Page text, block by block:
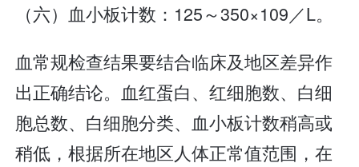
（六）血小板计数：125～350×109／L。
血常规检查结果要结合临床及地区差异作
出正确结论。血红蛋白、红细胞数、白细
胞总数、白细胞分类、血小板计数稍高或
稍低，根据所在地区人体正常值范围，在